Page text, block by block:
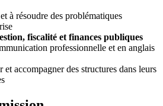
à résoudre des problématiques
fiscalité et finances publiques
professionnelle et en anglais
accompagner des structures dans leurs